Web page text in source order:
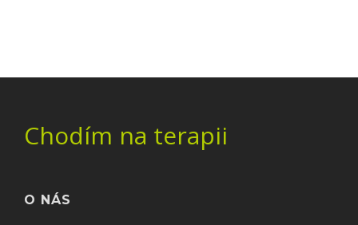
Chodím na terapii
O NÁS